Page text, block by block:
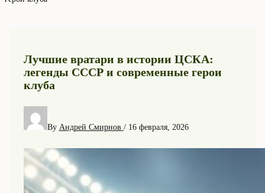
Лучшие вратари в истории ЦСКА:
легенды СССР и современные герои
клуба
By Андрей Смирнов / 16 февраля, 2026